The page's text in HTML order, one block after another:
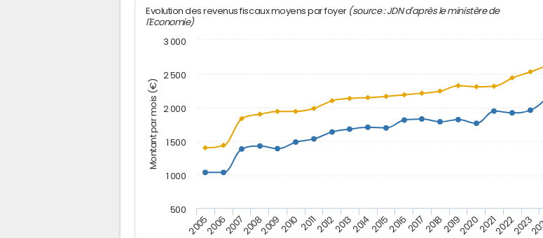
Montant par mois (€)
Evolution des revenus fiscaux moyens par foyer (source : JDN d'après le ministère de
l'Economie)
200520062007200820092010 2011201220132014201520162017201820192020202120222023
500
1 000
1 500
2 000
2 500
3 000